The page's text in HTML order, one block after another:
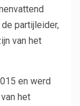
partijleider,
van het
en werd
het